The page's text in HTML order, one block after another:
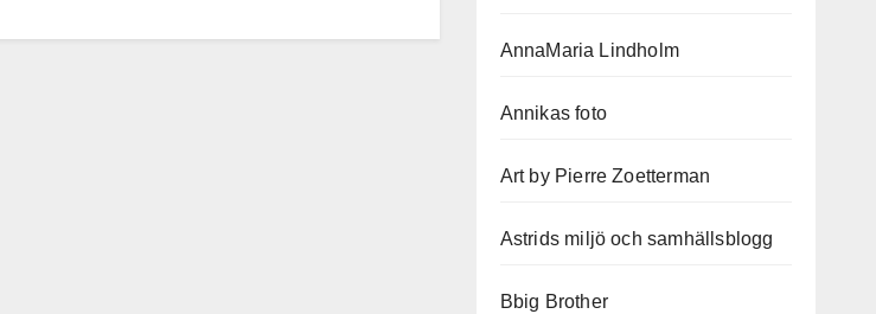
AnnaMaria Lindholm
Annikas foto
Art by Pierre Zoetterman
Astrids miljö och samhällsblogg
Bbig Brother